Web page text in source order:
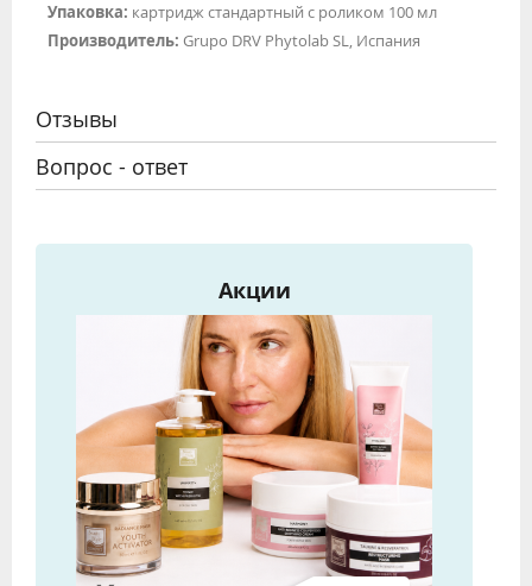
Упаковка: картридж стандартный с роликом 100 мл
Производитель: Grupo DRV Phytolab SL, Испания
Отзывы
Вопрос - ответ
Акции